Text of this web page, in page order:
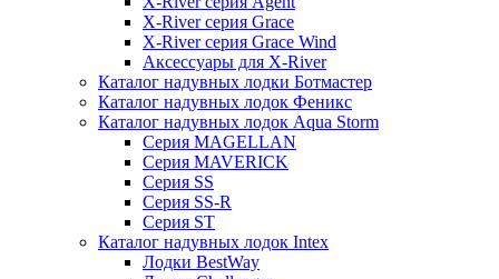
X-River серия Grace
X-River серия Grace Wind
Аксессуары для X-River
Каталог надувных лодки Ботмастер
Каталог надувных лодок Феникc
Каталог надувных лодок Aqua Storm
Серия MAGELLAN
Серия MAVERICK
Серия SS
Серия SS-R
Серия ST
Каталог надувных лодок Intex
Лодки BestWay